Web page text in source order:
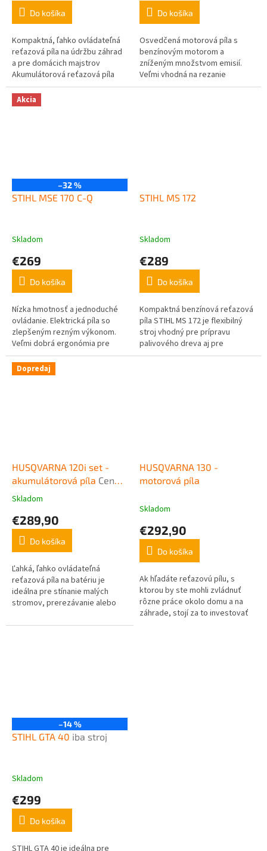
Do košíka
Kompaktná, ľahko ovládateľná
reťazová píla na údržbu záhrad
a pre domácich majstrov
Akumulátorová reťazová píla
Aspire™ je optimalizovaná na
prerezávanie, údržbu záhrad,...
Do košíka
Osvedčená motorová píla s
benzínovým motorom a
zníženým množstvom emisií.
Veľmi vhodná na rezanie
palivového dreva a pre
Akcia
–32 %
STIHL MSE 170 C-Q
Skladom
€269
Do košíka
Nízka hmotnosť a jednoduché
ovládanie. Elektrická píla so
zlepšeným rezným výkonom.
Veľmi dobrá ergonómia pre
ľahkú prácu, brzda reťaze
QuickStop Super, mäkká
rukoväť pre...
STIHL MS 172
Skladom
€289
Do košíka
Kompaktná benzínová reťazová
píla STIHL MS 172 je flexibilný
stroj vhodný pre prípravu
palivového dreva aj pre
profesionálne použitie v
Dopredaj
HUSQVARNA 120i set -
akumulátorová píla Cena
vr. batérie BLi20 a
Priemerné
produktu
3,1
5
hviezdičiek.
Skladom
€289,90
Do košíka
Ľahká, ľahko ovládateľná
reťazová píla na batériu je
ideálna pre stínanie malých
stromov, prerezávanie alebo
vybavená intuitívnou
HUSQVARNA 130 -
motorová píla
Skladom
€292,90
Do košíka
Ak hľadáte reťazovú pílu, s
ktorou by ste mohli zvládnuť
rôzne práce okolo domu a na
záhrade, stojí za to investovať
–14 %
STIHL GTA 40 iba stroj
Skladom
€299
Do košíka